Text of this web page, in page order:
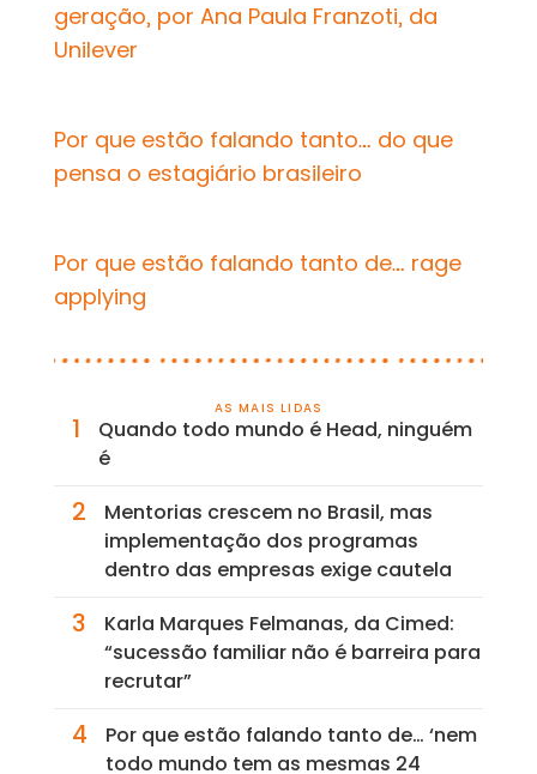
geração, por Ana Paula Franzoti, da
Unilever
Por que estão falando tanto… do que
pensa o estagiário brasileiro
Por que estão falando tanto de… rage
applying
AS MAIS LIDAS
1
Quando todo mundo é Head, ninguém
é
2
Mentorias crescem no Brasil, mas
implementação dos programas
dentro das empresas exige cautela
3
Karla Marques Felmanas, da Cimed:
“sucessão familiar não é barreira para
recrutar”
4
Por que estão falando tanto de… ‘nem
todo mundo tem as mesmas 24